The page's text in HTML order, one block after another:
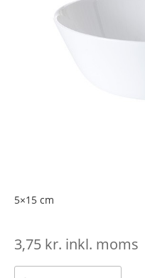
5×15 cm
3,75 kr. inkl. moms